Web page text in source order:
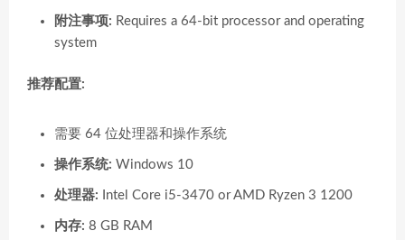
附注事项: Requires a 64-bit processor and operating
system
推荐配置:
需要 64 位处理器和操作系统
操作系统: Windows 10
处理器: Intel Core i5-3470 or AMD Ryzen 3 1200
内存: 8 GB RAM